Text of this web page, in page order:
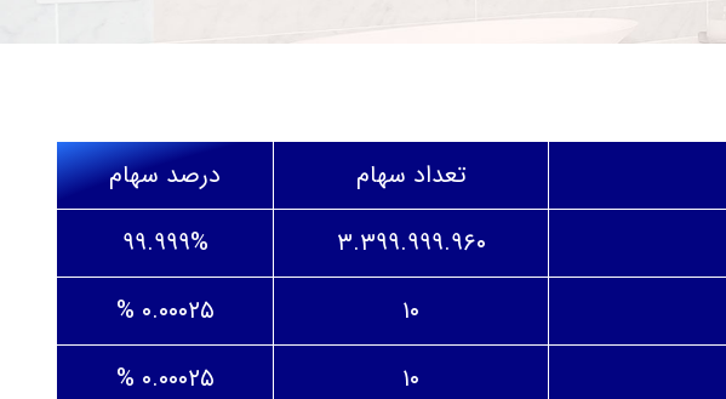
تعداد سهام
درصد سهام
۳.۳۹۹.۹۹۹.۹۶۰
۹۹.۹۹۹%
۱۰
۰.۰۰۰۲۵ %
۱۰
۰.۰۰۰۲۵ %